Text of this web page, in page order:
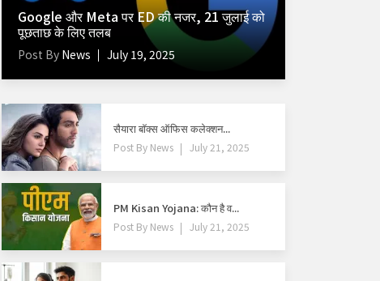
Google और Meta पर ED की नजर, 21 जुलाई को
पूछताछ के लिए तलब
Post By News July 19, 2025
सैयारा बॉक्स ऑफिस कलेक्शन...
Post By News July 21, 2025
PM Kisan Yojana: कौन है व...
Post By News July 21, 2025